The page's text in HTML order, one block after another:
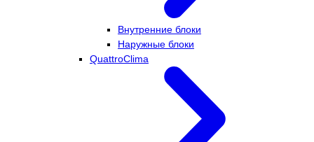
Внутренние блоки
Наружные блоки
QuattroClima